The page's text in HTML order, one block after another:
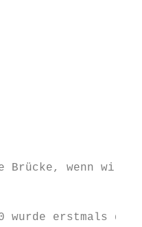
Brücke, wenn wir
wurde erstmals